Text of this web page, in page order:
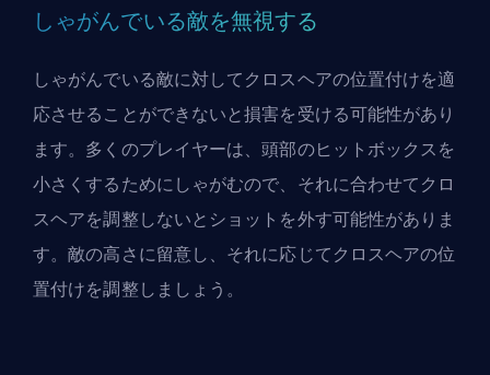
しゃがんでいる敵を無視する
しゃがんでいる敵に対してクロスヘアの位置付けを適
応させることができないと損害を受ける可能性があり
ます。多くのプレイヤーは、頭部のヒットボックスを
小さくするためにしゃがむので、それに合わせてクロ
スヘアを調整しないとショットを外す可能性がありま
す。敵の高さに留意し、それに応じてクロスヘアの位
置付けを調整しましょう。